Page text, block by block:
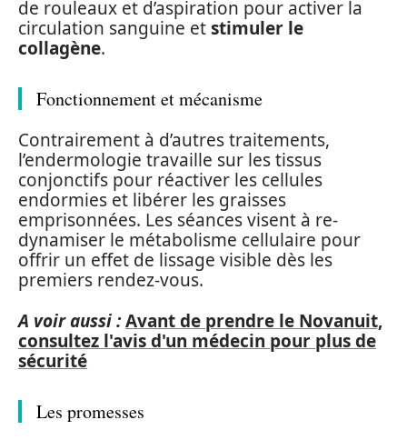
de rouleaux et d’aspiration pour activer la
circulation sanguine etstimuler le
collagène.
Fonctionnement et mécanisme
Contrairement à d’autres traitements,
l’endermologie travaille sur les tissus
conjonctifs pour réactiver les cellules
endormies et libérer les graisses
emprisonnées. Les séances visent à re-
dynamiser le métabolisme cellulaire pour
offrir un effet de lissage visible dès les
premiers rendez-vous.
A voir aussi :Avant de prendre le Novanuit,
consultez l'avis d'un médecin pour plus de
sécurité
Les promesses